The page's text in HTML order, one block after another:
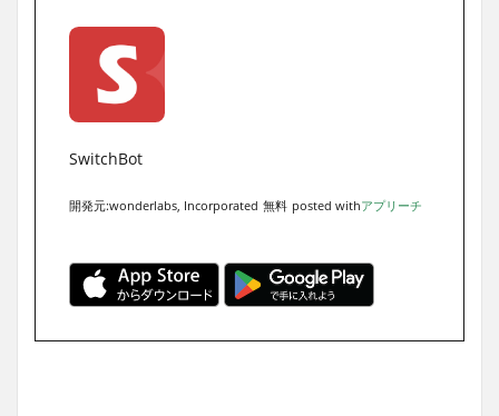
SwitchBot
開発元:wonderlabs, Incorporated 無料 posted withアプリーチ